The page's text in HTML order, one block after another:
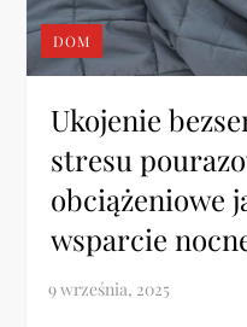
DOM
Ukojenie
stresu
obciążeniowe
wsparcie